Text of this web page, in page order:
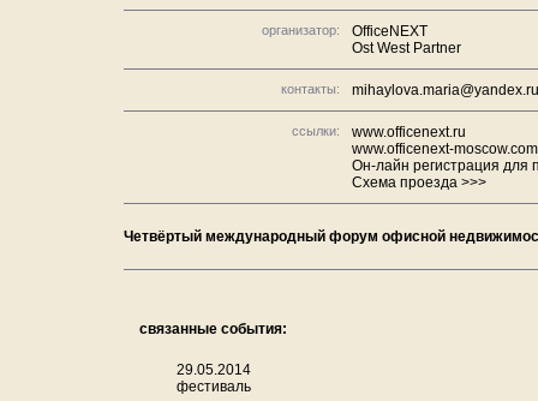
организатор:
OfficeNEXT
Ost West Partner
контакты: mihaylova.maria@yandex.ru
ссылки:
www.officenext.ru
www.officenext-moscow.com
Он-лайн регистрация для
Схема проезда >>>
Четвёртый международный форум офисной
связанные события:
29.05.2014
фестиваль